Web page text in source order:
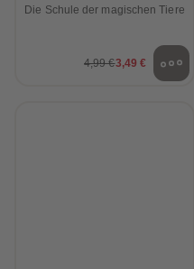
Die Schule der magischen Tiere
4,99 €3,49 €